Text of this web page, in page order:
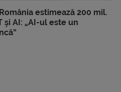
estimează 200 mil.
și AI: „AI-ul este un